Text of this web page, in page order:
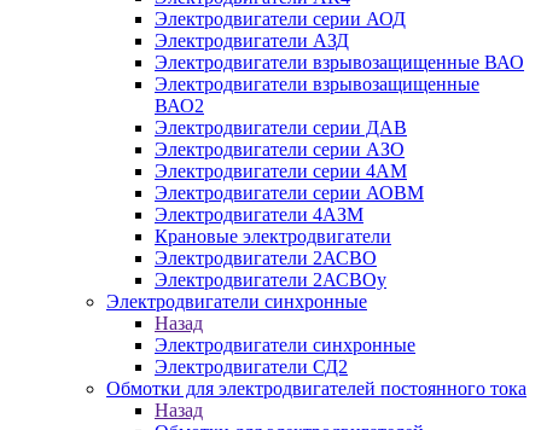
Электродвигатели серии АОД
Электродвигатели АЗД
Электродвигатели взрывозащищенные ВАО
Электродвигатели взрывозащищенные
ВАО2
Электродвигатели серии ДАВ
Электродвигатели серии АЗО
Электродвигатели серии 4АМ
Электродвигатели серии АОВМ
Электродвигатели 4АЗМ
Крановые электродвигатели
Электродвигатели 2АСВО
Электродвигатели 2АСВОу
Электродвигатели синхронные
Назад
Электродвигатели синхронные
Электродвигатели СД2
Обмотки для электродвигателей постоянного тока
Назад